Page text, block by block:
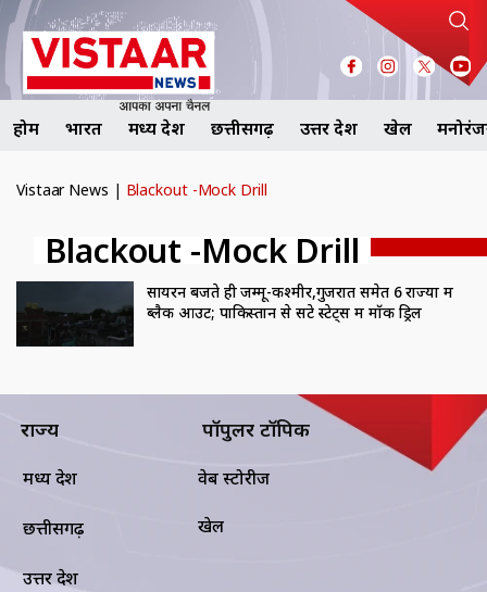
होम भारत मध्य प्रदेश छत्तीसगढ़ उत्तर प्रदेश खेल
Vistaar News | Blackout -Mock Drill
Blackout -Mock Drill
सायरन बजते ही जम्मू-कश्मीर,गुजरात समेत 6 राज्यों में
ब्लैक आउट; पाकिस्तान से सटे स्टेट्स में मॉक ड्रिल
राज्य
मध्य प्रदेश
छत्तीसगढ़
उत्तर प्रदेश
पॉपुलर टॉपिक
वेब स्टोरीज
खेल